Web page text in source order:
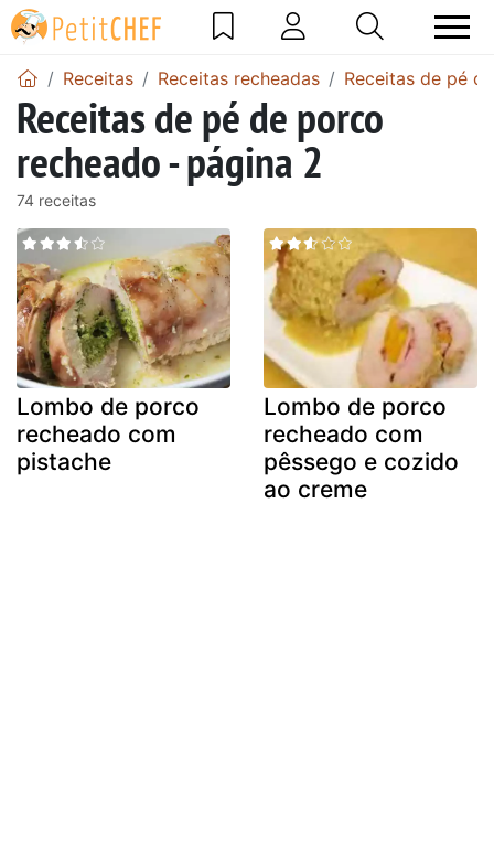
Receitas Receitas recheadas Receitas de pé
Receitas de pé de porco
recheado - página 2
74 receitas
Lombo de porco
recheado com
pistache
Lombo de porco
recheado com
pêssego e cozido
ao creme